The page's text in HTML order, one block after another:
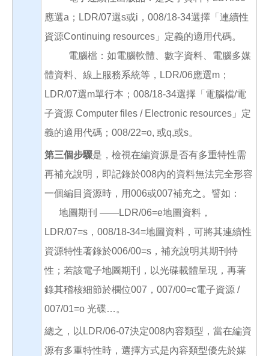
應選a；LDR/07選s或i，008/18-34選擇「連續性
資源Continuing resources」定義的適用代碼。
電腦檔：如電腦軟體、數字資料、電腦多媒
體資料、線上服務系統等，LDR/06應選m；
LDR/07選m單行本；008/18-34選擇「電腦檔/電
子資源 Computer files / Electronic resources」定
義的適用代碼；008/22=o, 或q,或s。
第三個步驟是，檢視在編資源是否有多重特性需
再補充說明，即記錄於008內的資料無法完全形容
一個編目資源時，用006或007補充之。譬如：
地圖期刊 ——LDR/06=e地圖資料，
LDR/07=s，008/18-34=地圖資料，可將其連續性
資源特性著錄於006/00=s，補充說明其期刊特
性；若該電子地圖期刊，以光碟載體呈現，再著
錄其稽核細節於欄位007，007/00=c電子資源 /
007/01=o 光碟…。
總之，以LDR/06-07決定008內容類型，當在編資
源有多重特性時，選擇方式是內容類型優先於媒